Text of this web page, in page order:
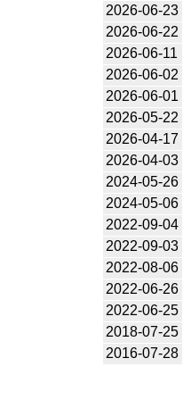
2026-06-23
2026-06-22
2026-06-11
2026-06-02
2026-06-01
2026-05-22
2026-04-17
2026-04-03
2024-05-26
2024-05-06
2022-09-04
2022-09-03
2022-08-06
2022-06-26
2022-06-25
2018-07-25
2016-07-28